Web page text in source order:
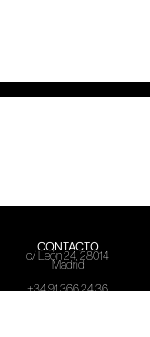
CONTACTO
c/ León 24, 28014
Madrid
+34 91 366 24 36